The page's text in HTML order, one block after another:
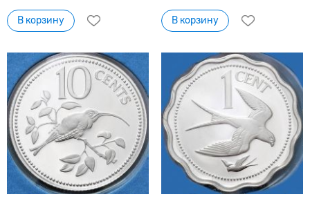
В корзину В корзину